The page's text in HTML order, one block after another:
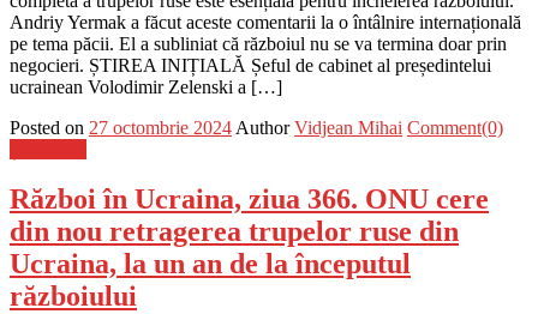
Andriy Yermak a făcut aceste comentarii la o întâlnire internațională
pe tema păcii. El a subliniat că războiul nu se va termina doar prin
negocieri. ȘTIREA INIȚIALĂ Șeful de cabinet al președintelui
ucrainean Volodimir Zelenski a […]
Posted on 27 octombrie 2024 Author Vidjean Mihai Comment(0)
Război în Ucraina, ziua 366. ONU cere
din nou retragerea trupelor ruse din
Ucraina, la un an de la începutul
războiului